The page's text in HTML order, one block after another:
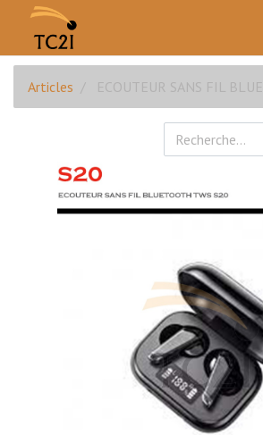
Articles ECOUTEUR SANS FIL